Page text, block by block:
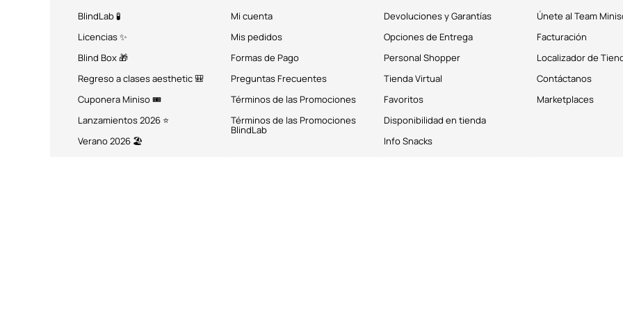
BlindLab 🧪
Licencias ✨
Blind Box 🎁
Regreso a clases aesthetic 🎒
Cuponera Miniso 🎟️
Lanzamientos 2026 ⭐
Verano 2026 🏖️
Mi cuenta
Mis pedidos
Formas de Pago
Preguntas Frecuentes
Términos de las Promociones
Términos de las Promociones
BlindLab
Devoluciones y Garantías
Opciones de Entrega
Personal Shopper
Tienda Virtual
Favoritos
Disponibilidad en tienda
Info Snacks
Únete al Team
Facturación
Localizador de
Contáctanos
Marketplaces